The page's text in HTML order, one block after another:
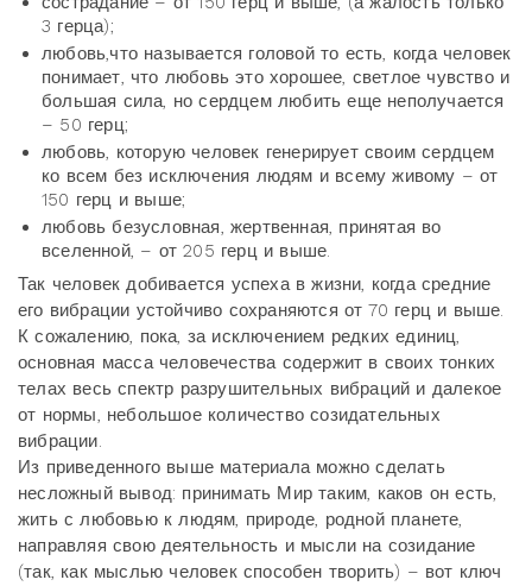
3 герца);
любовь,что называется головой то есть, когда человек
понимает, что любовь это хорошее, светлое чувство и
большая сила, но сердцем любить еще неполучается
– 50 герц;
любовь, которую человек генерирует своим сердцем
ко всем без исключения людям и всему живому – от
150 герц и выше;
любовь безусловная, жертвенная, принятая во
вселенной, – от 205 герц и выше.
Так человек добивается успеха в жизни, когда средние
его вибрации устойчиво сохраняются от 70 герц и выше.
К сожалению, пока, за исключением редких единиц,
основная масса человечества содержит в своих тонких
телах весь спектр разрушительных вибраций и далекое
от нормы, небольшое количество созидательных
вибрации.
Из приведенного выше материала можно сделать
несложный вывод: принимать Мир таким, каков он есть,
жить с любовью к людям, природе, родной планете,
направляя свою деятельность и мысли на созидание
(так, как мыслью человек способен творить) – вот ключ